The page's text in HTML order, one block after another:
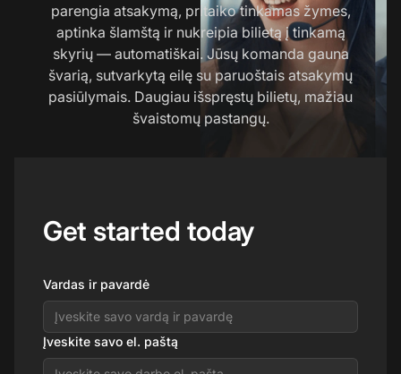
parengia atsakymą, pritaiko tinkamas žymes,
aptinka šlamštą ir nukreipia bilietą į tinkamą
skyrių — automatiškai. Jūsų komanda gauna
švarią, sutvarkytą eilę su paruoštais atsakymų
pasiūlymais. Daugiau išspręstų bilietų, mažiau
švaistomų pastangų.
Get started today
Vardas ir pavardė
Įveskite savo el. paštą